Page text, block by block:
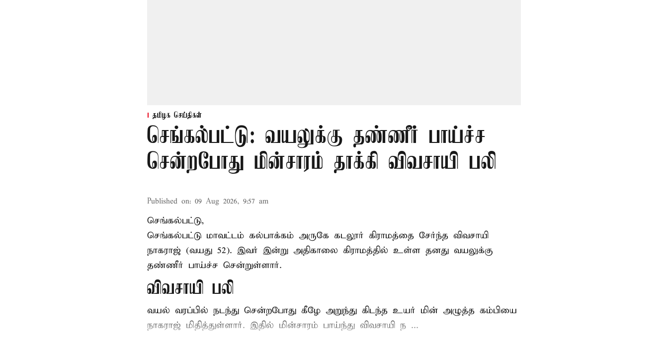
தமிழக செய்திகள்
செங்கல்பட்டு: வயலுக்கு தண்ணீர் பாய்ச்ச
சென்றபோது மின்சாரம் தாக்கி விவசாயி பலி
Published on: 09 Aug 2026, 9:57 am
செங்கல்பட்டு,
செங்கல்பட்டு மாவட்டம் கல்பாக்கம் அருகே கடலூர் கிராமத்தை சேர்ந்த விவசாயி
நாகராஜ் (வயது 52). இவர் இன்று அதிகாலை கிராமத்தில் உள்ள தனது வயலுக்கு
தண்ணீர் பாய்ச்ச சென்றுள்ளார்.
விவசாயி பலி
வயல் வரப்பில் நடந்து சென்றபோது கீழே அறுந்து கிடந்த உயர் மின் அழுத்த கம்பியை
நாகராஜ் மிதித்துள்ளார். இதில் மின்சாரம் பாய்ந்து விவசாயி ந ...